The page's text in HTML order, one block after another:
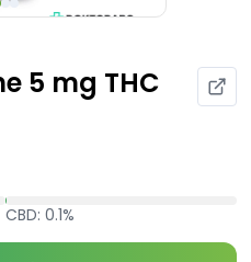
5 mg THC
CBD: 0.1%